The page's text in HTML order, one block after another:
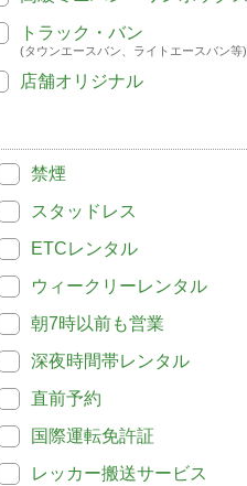
トラック・バン
(タウンエースバン、ライトエースバン等)
店舗オリジナル
禁煙
スタッドレス
ETCレンタル
ウィークリーレンタル
朝7時以前も営業
深夜時間帯レンタル
直前予約
国際運転免許証
レッカー搬送サービス